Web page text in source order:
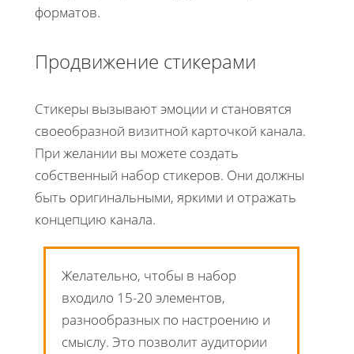
форматов.
Продвижение стикерами
Стикеры вызывают эмоции и становятся
своеобразной визитной карточкой канала.
При желании вы можете создать
собственный набор стикеров. Они должны
быть оригинальными, яркими и отражать
концепцию канала.
Желательно, чтобы в набор
входило 15-20 элементов,
разнообразных по настроению и
смыслу. Это позволит аудитории